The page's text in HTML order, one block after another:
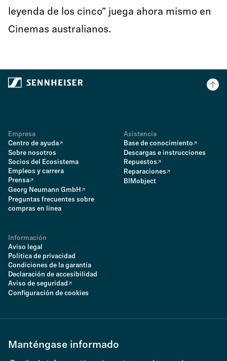
leyenda de los cinco” juega ahora mismo en
Cinemas australianos.
Empresa
Centro de ayuda
Sobre nosotros
Socios del Ecosistema
Empleos y carrera
Prensa
Georg Neumann GmbH
Preguntas frecuentes sobre
compras en línea
Asistencia
Base de conocimiento
Descargas e instrucciones
Repuestos
Reparaciones
BIMobject
Información
Aviso legal
Política de privacidad
Condiciones de la garantía
Declaración de accesibilidad
Aviso de seguridad
Configuración de cookies
Manténgase informado